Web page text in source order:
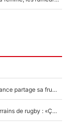
Mis de côté par Fabien Galthié, un joueur du XV de France partage sa frustration : «ils ne me l’ont pas dit tout de suite»
La raison d'être de Matthieu Jalibert en dehors des terrains de rugby : «Ça m'atteint autant que si tu touches à un membre de ma famille»